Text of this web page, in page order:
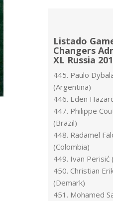
Listado
Changers
XL Russia
445. Paulo
(Argentina)
446. Eden
447. Philippe
(Brazil)
448. Radamel
(Colombia)
449. Ivan Perisić
450. Christian
(Demark)
451. Mohamed